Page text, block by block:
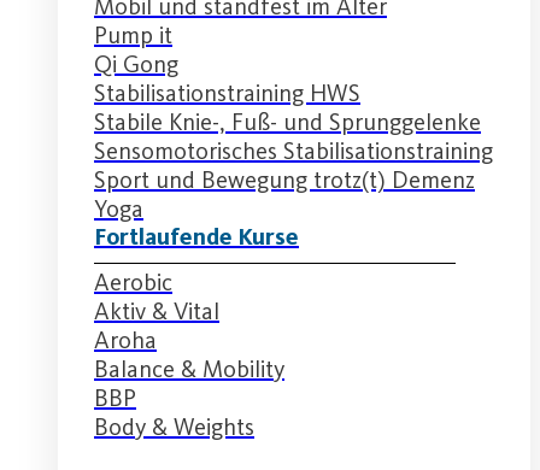
Pump it
Qi Gong
Stabilisationstraining HWS
Stabile Knie-, Fuß- und Sprunggelenke
Sensomotorisches Stabilisationstraining
Sport und Bewegung trotz(t) Demenz
Yoga
Fortlaufende Kurse
Aerobic
Aktiv & Vital
Aroha
Balance & Mobility
BBP
Body & Weights